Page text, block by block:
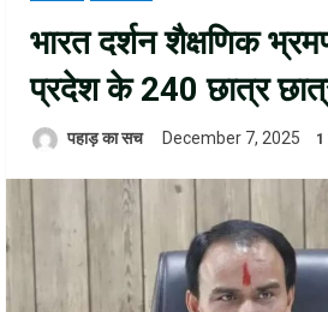
भारत दर्शन शैक्षणिक
प्रदेश के 240 छात्र
पहाड़ का सच December 7, 2025 1